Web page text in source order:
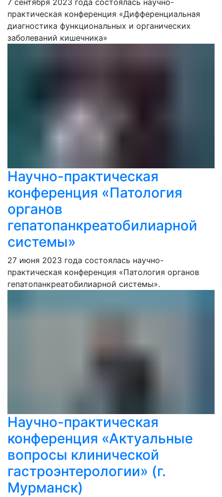
практическая конференция «Дифференциальная
диагностика функциональных и органических
заболеваний кишечника»
Научно-практическая
конференция «Патология
органов
гепатопанкреатобилиарной
системы»
27 июня 2023 года состоялась научно-
практическая конференция «Патология органов
гепатопанкреатобилиарной системы».
Научно-практическая
конференция «Актуальные
вопросы клинической
гастроэнтерологии» (г.
Мурманск)